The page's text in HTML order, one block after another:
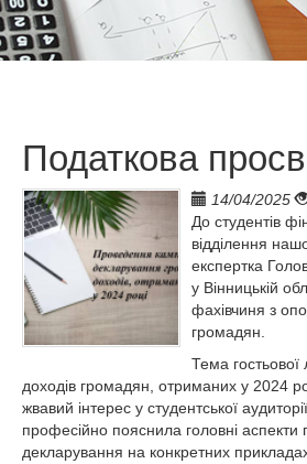
Податкова
14/04/2025
До студентів
відділення
експертка
у Вінницькій
фахівчиня з
громадян.
Тема гостьової
доходів громадян, отриманих у 2024
жвавий інтерес у студентської
професійно пояснила головні аспекти
декларування на конкретних